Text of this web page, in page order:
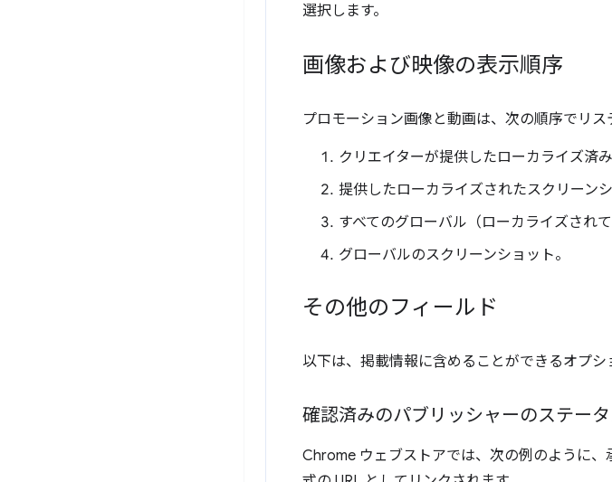
選択します。
画像および映像の表示順序
プロモーション画像と動画は、次の順序でリス
クリエイターが提供したローカライズ済み
提供したローカライズされたスクリーンシ
すべてのグローバル（ローカライズされて
グローバルのスクリーンショット。
その他のフィールド
以下は、掲載情報に含めることができるオプシ
確認済みのパブリッシャーのステー
Chrome ウェブストアでは、次の例のように